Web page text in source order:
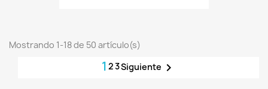
Mostrando 1-18 de 50 artículo(s)
1 23Siguiente 